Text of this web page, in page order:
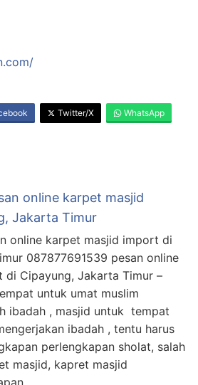
Twitter/X WhatsApp
online karpet masjid
Jakarta Timur
online karpet masjid import di
087877691539 pesan online
Cipayung, Jakarta Timur –
untuk umat muslim
ibadah , masjid untuk tempat
ibadah , tentu harus
perlengkapan sholat, salah
masjid, kapret masjid
…